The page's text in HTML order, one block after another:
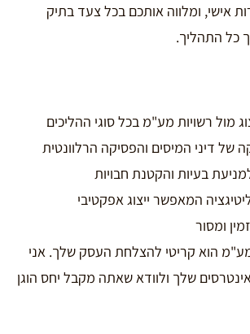
אישי, ומלווה אותכם בכל צעד בתיק
כל התהליך.
מול רשויות מע"מ בכל סוגי ההליכים
של דיני המיסים והפסיקה הרלוונטית
בעיות והקטנת חבויות
המאפשר ייצוג אפקטיבי
ומסור
מע"מ הוא קריטי להצלחת העסק שלך. אני
שלך ולוודא שאתה מקבל יחס הוגן